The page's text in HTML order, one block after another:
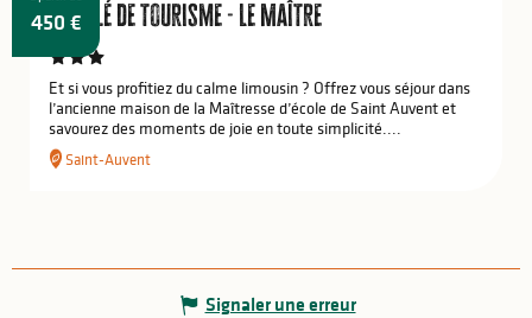
450 €
Meublé de tourisme - Le Maître
Et si vous profitiez du calme limousin ? Offrez vous séjour dans
l’ancienne maison de la Maîtresse d’école de Saint Auvent et
savourez des moments de joie en toute simplicité....
Saint-Auvent
Signaler une erreur